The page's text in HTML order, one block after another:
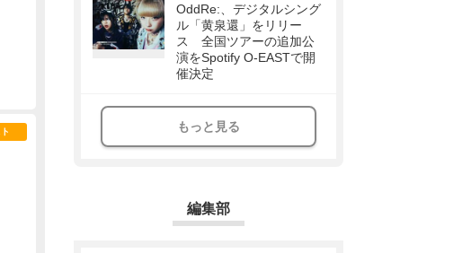
OddRe:、デジタルシング
ル「黄泉還」をリリー
ス 全国ツアーの追加公
演をSpotify O-EASTで開
催決定
もっと見る
編集部